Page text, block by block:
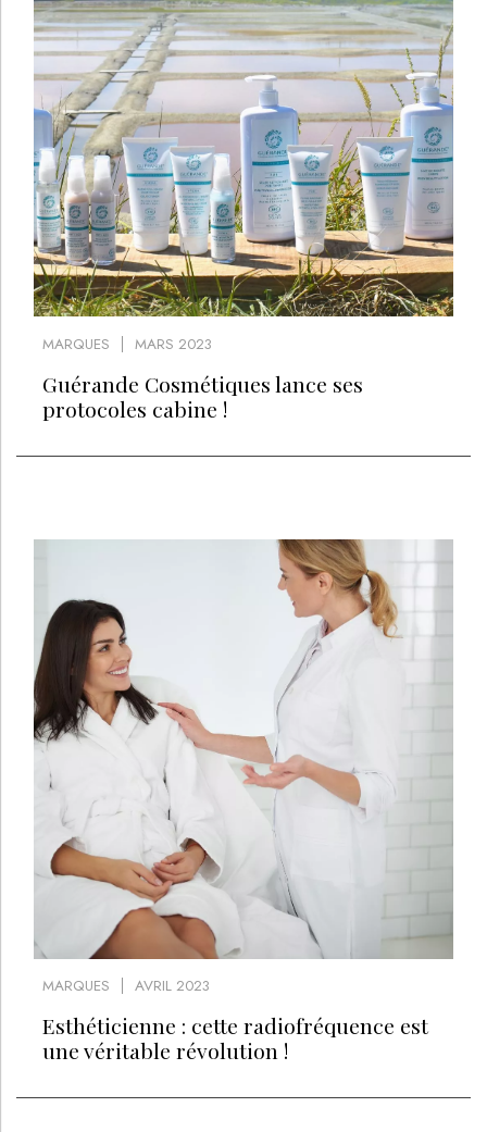
MARQUES MARS 2023
Guérande Cosmétiques lance ses
protocoles cabine !
MARQUES AVRIL 2023
Esthéticienne : cette radiofréquence est
une véritable révolution !